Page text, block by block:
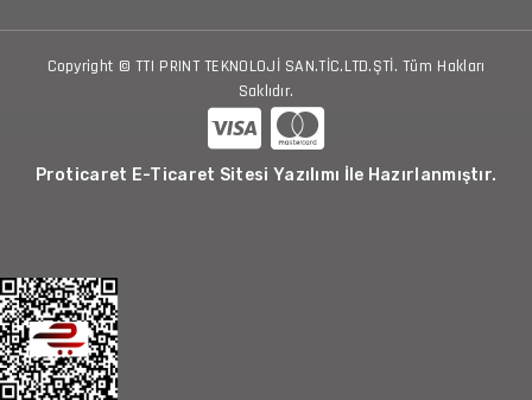
Copyright © TTI PRINT TEKNOLOJİ SAN.TİC.LTD.ŞTİ. Tüm Hakları
Saklıdır.
Proticaret E-Ticaret Sitesi Yazılımı İle Hazırlanmıştır.